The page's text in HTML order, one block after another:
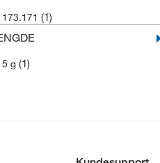
173.171 (1)
5 g (1)